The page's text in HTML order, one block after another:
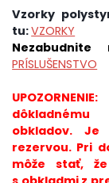
Vzorky
tu:VZORKY
PRÍSLUŠENSTVO
UPOZORNENIE:
obkladov.
rezervou. Pri
môže stať,